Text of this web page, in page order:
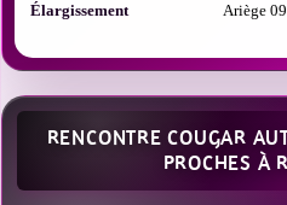
Élargissement Ariège 09
RENCONTRE COUGAR
PROCHES À